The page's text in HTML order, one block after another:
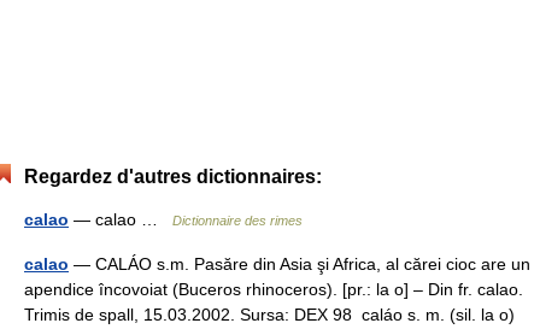
Regardez d'autres dictionnaires:
calao — calao … Dictionnaire des rimes
calao — CALÁO s.m. Pasăre din Asia şi Africa, al cărei cioc are un
apendice încovoiat (Buceros rhinoceros). [pr.: la o] – Din fr. calao.
Trimis de spall, 15.03.2002. Sursa: DEX 98 caláo s. m. (sil. la o)